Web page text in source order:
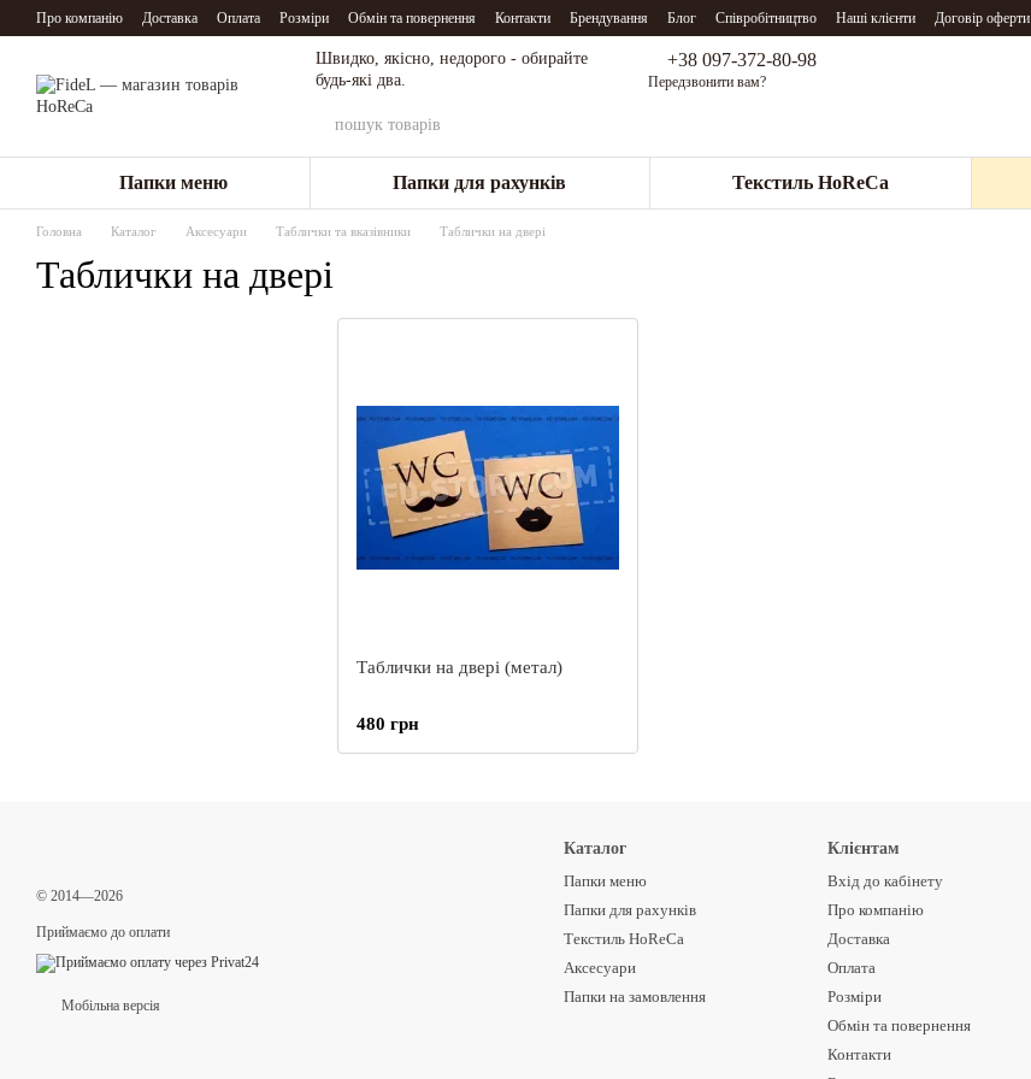
Перейти до основного контенту
Про компанію Доставка Оплата Розміри Обмін та повернення Контакти Брендування Блог Співробітництво Наші клієнти Договір оферти
Швидко, якісно, недорого - обирайте
будь-які два.
+38 097-372-80-98
Передзвонити вам?
Папки меню Папки для рахунків Текстиль HoReCa
Головна Каталог Аксесуари Таблички та вказівники Таблички на двері
Таблички на двері
Таблички на двері (метал)
480 грн
© 2014—2026
Приймаємо до оплати
Мобільна версія
Каталог
Папки меню
Папки для рахунків
Текстиль HoReCa
Аксесуари
Папки на замовлення
Клієнтам
Вхід до кабінету
Про компанію
Доставка
Оплата
Розміри
Обмін та повернення
Контакти